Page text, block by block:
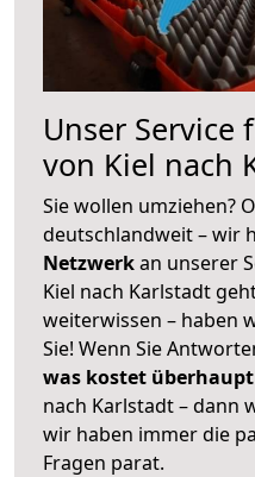
Unser
von Kiel nach
Sie wollen umziehen?
deutschlandweit – wir
Netzwerkan unserer
Kiel nach Karlstadt
weiterwissen – haben
Sie! Wenn Sie
was kostet
nach Karlstadt – dann
wir haben immer die
Fragen parat.